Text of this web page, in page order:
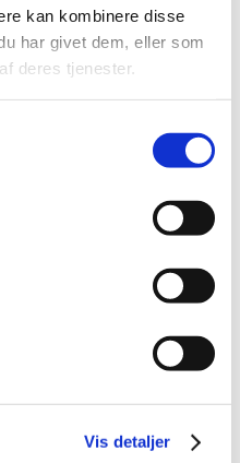
kan kombinere disse
har givet dem, eller som
deres tjenester.
Vis detaljer
snarest.